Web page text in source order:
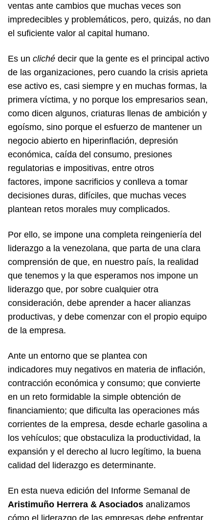
ventas ante cambios que muchas veces son
impredecibles y problemáticos, pero, quizás, no dan
el suficiente valor al capital humano.
Es un cliché decir que la gente es el principal activo
de las organizaciones, pero cuando la crisis aprieta
ese activo es, casi siempre y en muchas formas, la
primera víctima, y no porque los empresarios sean,
como dicen algunos, criaturas llenas de ambición y
egoísmo, sino porque el esfuerzo de mantener un
negocio abierto en hiperinflación, depresión
económica, caída del consumo, presiones
regulatorias e impositivas, entre otros
factores, impone sacrificios y conlleva a tomar
decisiones duras, difíciles, que muchas veces
plantean retos morales muy complicados.
Por ello, se impone una completa reingeniería del
liderazgo a la venezolana, que parta de una clara
comprensión de que, en nuestro país, la realidad
que tenemos y la que esperamos nos impone un
liderazgo que, por sobre cualquier otra
consideración, debe aprender a hacer alianzas
productivas, y debe comenzar con el propio equipo
de la empresa.
Ante un entorno que se plantea con
indicadores muy negativos en materia de inflación,
contracción económica y consumo; que convierte
en un reto formidable la simple obtención de
financiamiento; que dificulta las operaciones más
corrientes de la empresa, desde echarle gasolina a
los vehículos; que obstaculiza la productividad, la
expansión y el derecho al lucro legítimo, la buena
calidad del liderazgo es determinante.
En esta nueva edición del Informe Semanal de
Aristimuño Herrera & Asociados analizamos
cómo el liderazgo de las empresas debe enfrentar